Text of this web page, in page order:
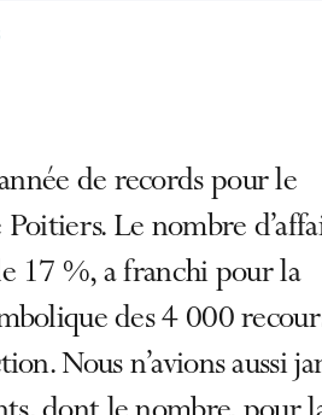
de records pour le
Le nombre
17 %, a franchi pour la
des 4 000
Nous n’avions aussi